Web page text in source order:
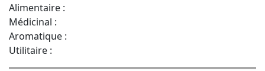
Alimentaire :
Médicinal :
Aromatique :
Utilitaire :